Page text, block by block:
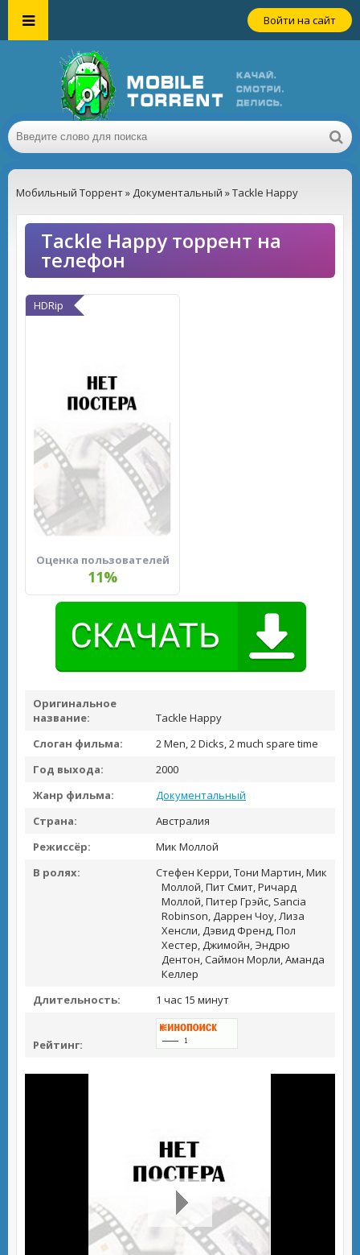
Войти на сайт
Мобильный Торрент» Документальный » Tackle Happy
Tackle Happy торрент на
телефон
HDRip
Оценка пользователей
11%
Оригинальное
название:
Tackle Happy
Слоган фильма:
2 Men, 2 Dicks, 2 much spare time
Год выхода:
2000
Жанр фильма:
Документальный
Страна:
Австралия
Режиссёр:
Мик Моллой
В ролях:
Стефен Керри, Тони Мартин, Мик
Моллой, Пит Смит, Ричард
Моллой, Питер Грэйс, Sancia
Robinson, Даррен Чоу, Лиза
Хенсли, Дэвид Френд, Пол
Хестер, Джимойн, Эндрю
Дентон, Саймон Морли, Аманда
Келлер
Длительность:
1 час 15 минут
Рейтинг: